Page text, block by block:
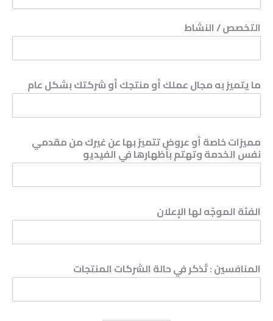
التخصص / النشاط
ما يتميز به مجال عملك أو منتجك أو شركتك بشكل عام
مميزات خاصة أو عروض تتميز بها عن غيرك من مقدمي
نفس الخدمة وتهتم بأظهارها في الفيديو
الفئة الموجّه لها الإعلان
المنافسين : تُذكر في حالة الشركات المنتجات